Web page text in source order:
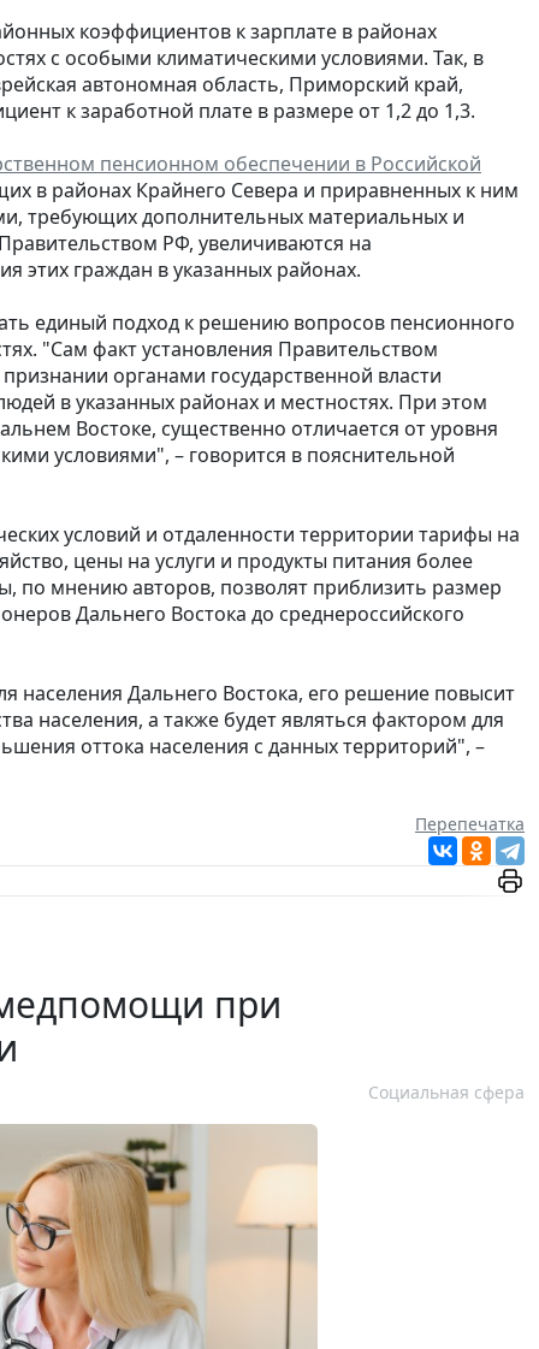
коэффициентов к зарплате в районах
с особыми климатическими условиями. Так, в
автономная область, Приморский край,
к заработной плате в размере от 1,2 до 1,3.
пенсионном обеспечении в Российской
в районах Крайнего Севера и приравненных к ним
требующих дополнительных материальных и
РФ, увеличиваются на
этих граждан в указанных районах.
единый подход к решению вопросов пенсионного
"Сам факт установления Правительством
органами государственной власти
в указанных районах и местностях. При этом
Востоке, существенно отличается от уровня
условиями", – говорится в пояснительной
условий и отдаленности территории тарифы на
цены на услуги и продукты питания более
по мнению авторов, позволят приблизить размер
Дальнего Востока до среднероссийского
населения Дальнего Востока, его решение повысит
населения, а также будет являться фактором для
оттока населения с данных территорий", –
Перепечатка
при
Социальная сфера